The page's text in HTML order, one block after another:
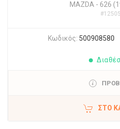
MAZDA- 626
#12505
Κωδικός: 500908580
ΣΤΟ